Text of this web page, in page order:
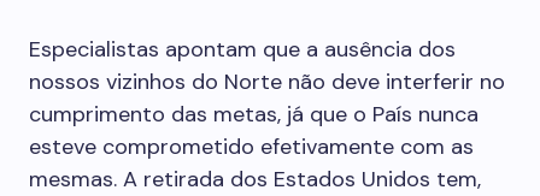
Especialistas apontam que a ausência dos
nossos vizinhos do Norte não deve interferir no
cumprimento das metas, já que o País nunca
esteve comprometido efetivamente com as
mesmas. A retirada dos Estados Unidos tem,